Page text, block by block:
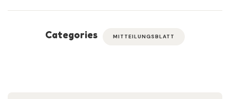
Categories MITTEILUNGSBLATT